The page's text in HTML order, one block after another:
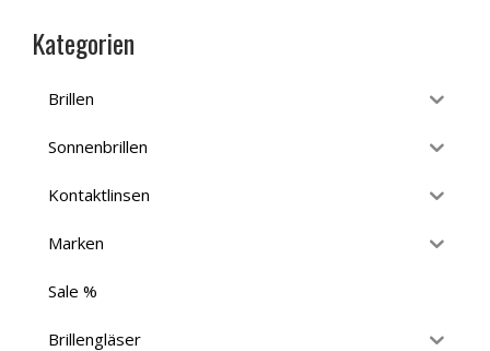
Kategorien
Brillen
Sonnenbrillen
Kontaktlinsen
Marken
Sale %
Brillengläser